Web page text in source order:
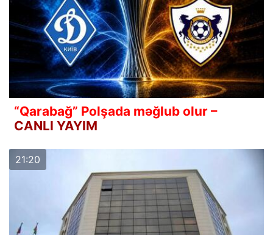
“Qarabağ” Polşada məğlub olur –
CANLI YAYIM
21:20